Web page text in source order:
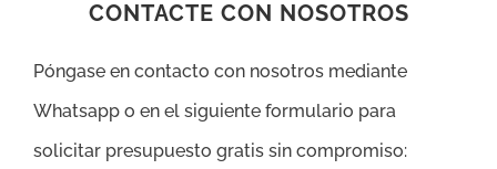
CONTACTE CON NOSOTROS
Póngase en contacto con nosotros mediante
Whatsapp o en el siguiente formulario para
solicitar presupuesto gratis sin compromiso: